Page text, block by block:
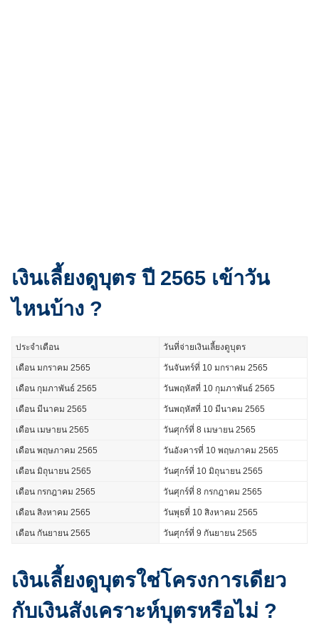
เงินเลี้ยงดูบุตร ปี 2565 เข้าวัน
ไหนบ้าง ?
ประจำเดือน วันที่จ่ายเงินเลี้ยงดูบุตร
เดือน มกราคม 2565 วันจันทร์ที่ 10 มกราคม 2565
เดือน กุมภาพันธ์ 2565 วันพฤหัสที่ 10 กุมภาพันธ์ 2565
เดือน มีนาคม 2565 วันพฤหัสที่ 10 มีนาคม 2565
เดือน เมษายน 2565 วันศุกร์ที่ 8 เมษายน 2565
เดือน พฤษภาคม 2565 วันอังคารที่ 10 พฤษภาคม 2565
เดือน มิถุนายน 2565 วันศุกร์ที่ 10 มิถุนายน 2565
เดือน กรกฎาคม 2565 วันศุกร์ที่ 8 กรกฎาคม 2565
เดือน สิงหาคม 2565 วันพุธที่ 10 สิงหาคม 2565
เดือน กันยายน 2565 วันศุกร์ที่ 9 กันยายน 2565
เงินเลี้ยงดูบุตรใช่โครงการเดียว
กับเงินสังเคราะห์บุตรหรือไม่ ?